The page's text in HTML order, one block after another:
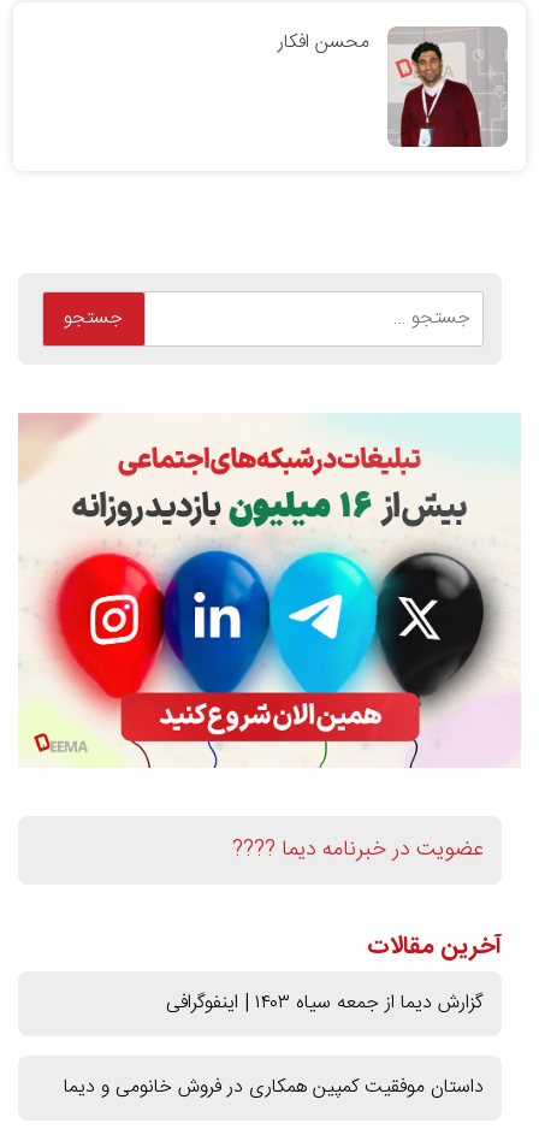
محسن افکار
جستجو
برای:
عضویت در خبرنامه دیما ????
آخرین مقالات
گزارش دیما از جمعه سیاه ۱۴۰۳ | اینفوگرافی
داستان موفقیت کمپین همکاری در فروش خانومی و دیما